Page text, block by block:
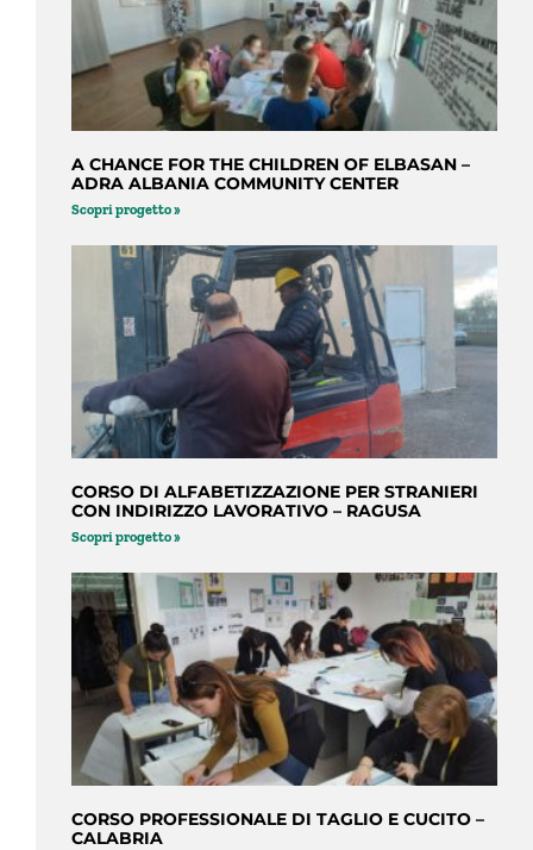
A CHANCE FOR THE CHILDREN OF ELBASAN –
ADRA ALBANIA COMMUNITY CENTER
Scopri progetto »
CORSO DI ALFABETIZZAZIONE PER STRANIERI
CON INDIRIZZO LAVORATIVO – RAGUSA
Scopri progetto »
CORSO PROFESSIONALE DI TAGLIO E CUCITO –
CALABRIA